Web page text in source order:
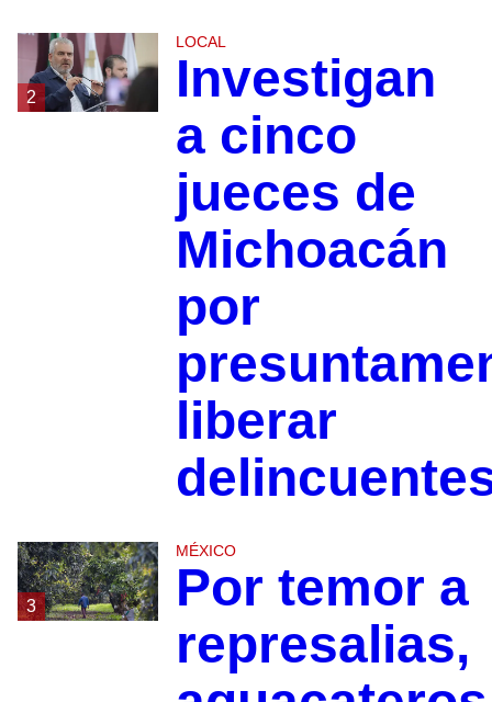
2
LOCAL
Investigan
a cinco
jueces de
Michoacán
por
liberar
3
MÉXICO
Por temor a
represalias,